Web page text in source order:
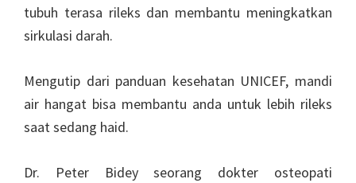
tubuh terasa rileks dan membantu meningkatkan
sirkulasi darah.
Mengutip dari panduan kesehatan UNICEF, mandi
air hangat bisa membantu anda untuk lebih rileks
saat sedang haid.
Dr. Peter Bidey seorang dokter osteopati